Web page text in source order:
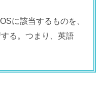
に該当するものを、
る。つまり、英語